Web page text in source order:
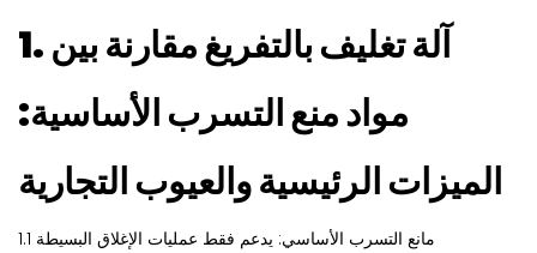
1. آلة تغليف بالتفريغمقارنة بين
مواد منع التسرب الأساسية:
الميزات الرئيسية والعيوب التجارية
1.1 مانع التسرب الأساسي: يدعم فقط عمليات الإغلاق البسيطة